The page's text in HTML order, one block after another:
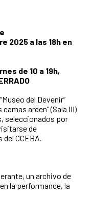
2025 a las 18h en
de 10 a 19h,
del Devenir”
arden” (Sala III)
seleccionados por
de
CCEBA.
un archivo de
la performance, la